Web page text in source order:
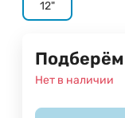
12"
Нет в наличии